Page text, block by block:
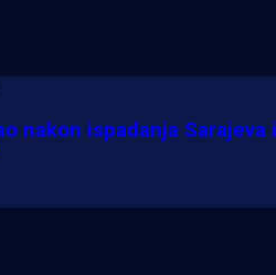
nakon ispadanja Sarajeva